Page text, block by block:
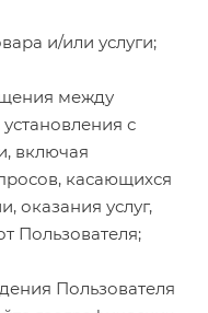
и/или услуги;
между
с
включая
касающихся
оказания услуг,
Пользователя;
Пользователя